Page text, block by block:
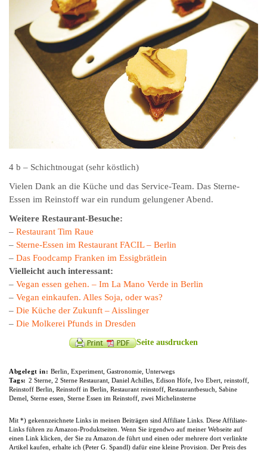
4 b – Schichtnougat (sehr köstlich)
Vielen Dank an die Küche und das Service-Team. Das Sterne-
Essen im Reinstoff war ein rundum gelungener Abend.
Weitere Restaurant-Besuche:
– Restaurant Tim Raue
– Sterne-Essen im Restaurant FACIL – Berlin
– Das Foodcamp Franken im Essigbrätlein
Vielleicht auch interessant:
– Vegan essen gehen. – Im La Mano Verde in Berlin
– Vegan einkaufen. Alles Soja, oder was?
– Die Küche der Zukunft – Aisslinger
– Die Molkerei Pfunds in Dresden
Seite ausdrucken
Abgelegt in: Berlin Experiment, Gastronomie, Unterwegs
Tags: 2 Sterne, 2 Sterne Restaurant, Daniel Achilles, Edison Höfe, Ivo Ebert, reinstoff,
Reinstoff Berlin Reinstoff in Berlin Restaurant reinstoff Restaurantbesuch Sabine
Demel Sterne essen Sterne Essen im Reinstoff zwei Michelinsterne
Mit *) gekennzeichnete Links in meinen Beiträgen sind Affiliate Links. Diese Affiliate-
Links führen zu Amazon-Produktseiten. Wenn Sie irgendwo auf meiner Webseite auf
einen Link klicken, der Sie zu Amazon.de führt und einen oder mehrere dort verlinkte
Artikel kaufen, erhalte ich (Peter G. Spandl) dafür eine kleine Provision. Der Preis des